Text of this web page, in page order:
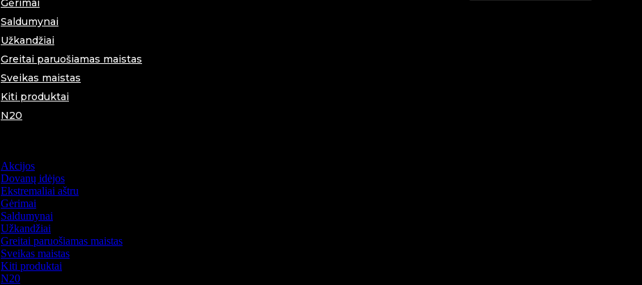
Gėrimai
Saldumynai
Užkandžiai
Greitai paruošiamas maistas
Sveikas maistas
Kiti produktai
N20
Akcijos
Dovanų idėjos
Ekstremaliai aštru
Gėrimai
Saldumynai
Užkandžiai
Greitai paruošiamas maistas
Sveikas maistas
Kiti produktai
N20